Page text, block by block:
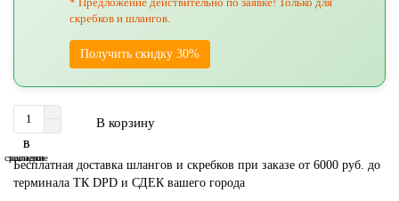
скребков и шлангов.
Получить скидку 30%
В корзину
В
закладки
В
сравнение
Бесплатная доставка шлангов и скребков при заказе от 6000 руб. до
терминала ТК DPD и СДЕК вашего города